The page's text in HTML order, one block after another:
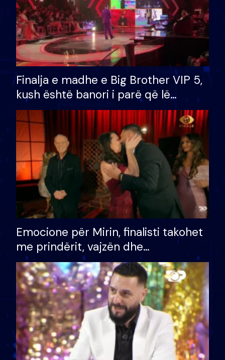
Finalja e madhe e Big Brother VIP 5,
kush është banori i parë që lë
shtëpinë dhe humb mundësinë për
të fituar çmimin e madh
Emocione për Mirin, finalisti takohet
me prindërit, vajzën dhe
bashkëshorten: S’kemi ndonjë letër
divorci apo jo?